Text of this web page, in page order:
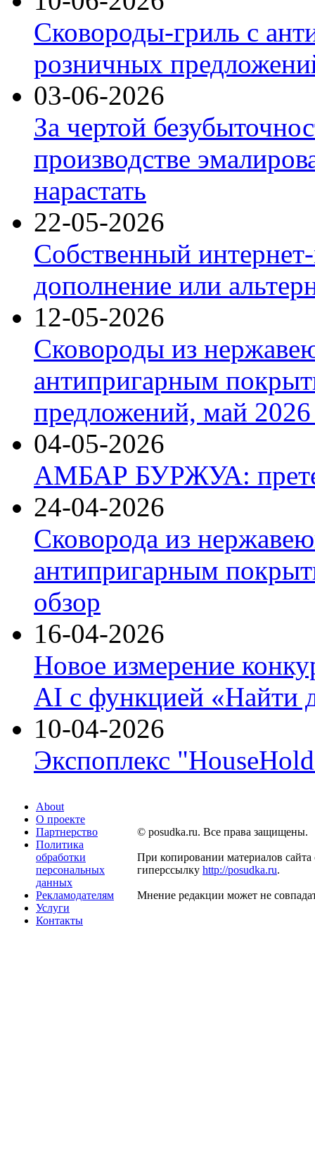
Сковороды-гриль с
розничных
03-06-2026
За чертой
производстве
нарастать
22-05-2026
Собственный
дополнение или
12-05-2026
Сковороды из
антипригарным
предложений, май 2026
04-05-2026
АМБАР БУРЖУА:
24-04-2026
Сковорода из
антипригарным
обзор
16-04-2026
Новое измерение
AI с функцией «Найти
10-04-2026
Экспоплекс
About
О проекте
Партнерство
Политика
обработки
персональных
данных
Рекламодателям
Услуги
Контакты
© posudka.ru. Все права защищены.
При копировании материалов сайта
гиперссылку http://posudka.ru.
Мнение редакции может не